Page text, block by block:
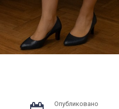
Опубликовано